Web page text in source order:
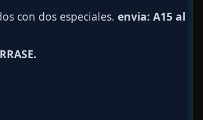
con dos especiales. envia: A15 al